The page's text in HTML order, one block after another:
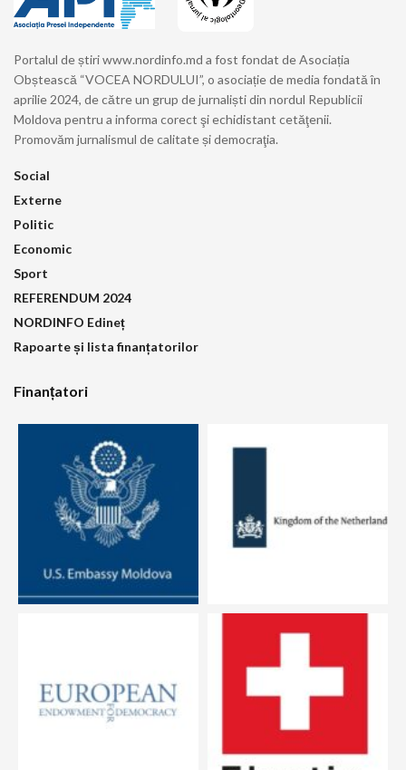
Portalul de știri www.nordinfo.md a fost fondat de Asociația
Obștească “VOCEA NORDULUI”, o asociație de media fondată în
aprilie 2024, de către un grup de jurnaliști din nordul Republicii
Moldova pentru a informa corect şi echidistant cetăţenii.
Promovăm jurnalismul de calitate și democraţia.
Social
Externe
Politic
Economic
Sport
REFERENDUM 2024
NORDINFO Edineț
Rapoarte și lista finanțatorilor
Finanțatori